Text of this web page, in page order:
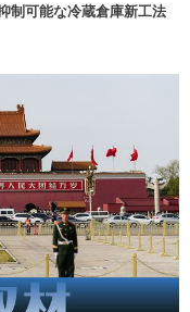
制可能な冷蔵倉庫新工法